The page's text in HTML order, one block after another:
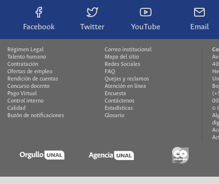
Facebook Twitter YouTube Email
Régimen Legal
Talento humano
Contratación
Ofertas de empleo
Rendición de cuentas
Concurso docente
Pago Virtual
Control interno
Calidad
Buzón de notificaciones
Correo institucional
Mapa del sitio
Redes Sociales
FAQ
Quejas y reclamos
Atención en línea
Encuesta
Contáctenos
Estadísticas
Glosario
©